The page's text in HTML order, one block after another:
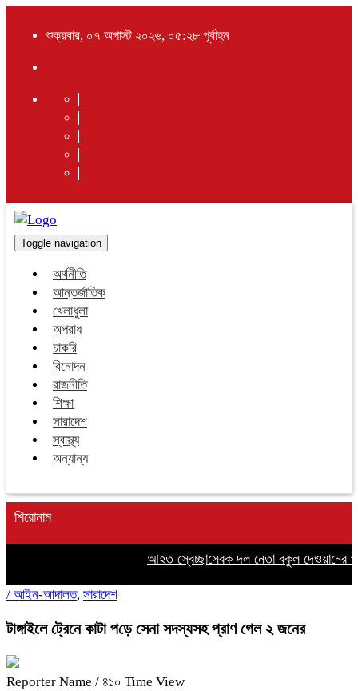
শুক্রবার, ০৭ অগাস্ট ২০২৬, ০৫:২৮ পূর্বাহ্ন
Toggle navigation
অর্থনীতি
আন্তর্জাতিক
খেলাধুলা
অপরাধ
চাকরি
বিনোদন
রাজনীতি
শিক্ষা
সারাদেশ
স্বাস্থ্য
অন্যান্য
শিরোনাম
আহত স্বেচ্ছাসেবক দল নেতা বকুল দেওয়ানের
/ আইন-আদালত, সারাদেশ
টাঙ্গাইলে ট্রেনে কাটা প‌ড়ে সেনা সদস্যসহ প্রাণ গেল ২ জনের
Reporter Name / ৪১০ Time View